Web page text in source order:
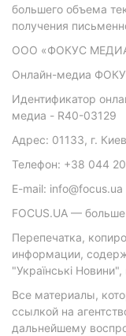
большего объема
получения
ООО «ФОКУС
Онлайн-медиа
Идентификатор
медиа - R40-03129
Адрес: 01133, г.
Телефон: +38 044
E-mail: info@focus.ua
FOCUS.UA —
Перепечатка,
информации,
"Українські
Все материалы,
ссылкой на
дальнейшему